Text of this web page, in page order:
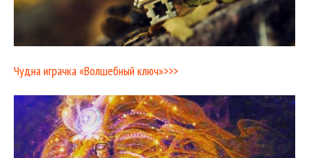
Чудна играчка «Волшебный ключ»>>>